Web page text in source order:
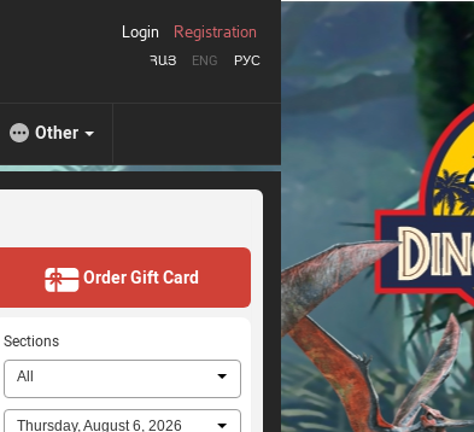
ՀԱՅ ENG РУС
Login Registration
Other
Order Gift Card
Sections
All
Thursday, August 6, 2026